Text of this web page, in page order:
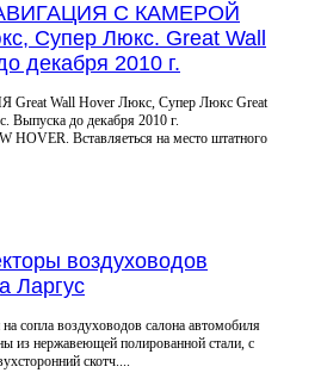
С КАМЕРОЙ
Супер Люкс. Great Wall
декабря 2010 г.
Wall Hover Люкс, Супер Люкс Great
до декабря 2010 г.
Вставляеться на место штатного
воздуховодов
Ларгус
сопла воздуховодов салона автомобиля
из нержавеющей полированной стали, с
скотч....